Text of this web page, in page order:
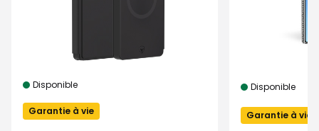
Disponible
Garantie à vie
Disponible
Garantie à vie